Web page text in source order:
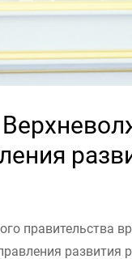
правительства
развития